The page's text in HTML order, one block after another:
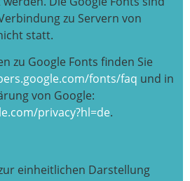
zu Servern von
statt.
zu Google Fonts finden Sie
fonts/faq und in
von Google:
privacy?hl=de.
einheitlichen Darstellung